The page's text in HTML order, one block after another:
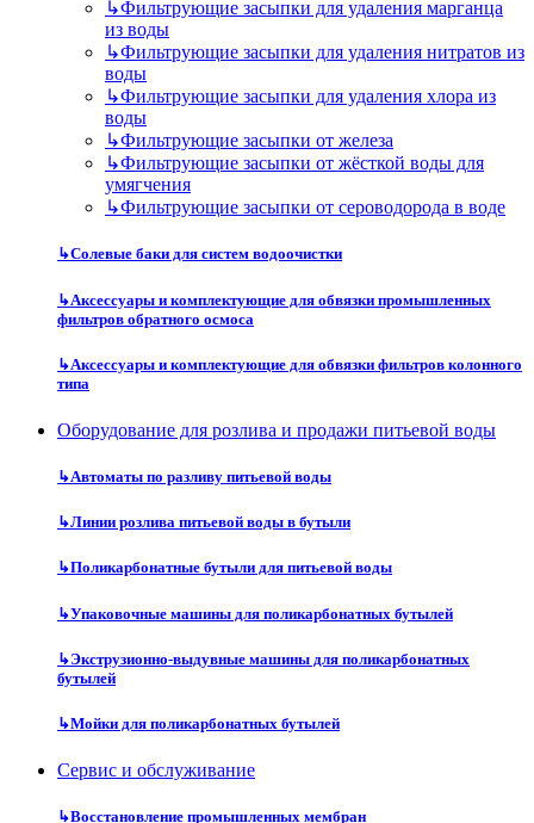
↳Фильтрующие засыпки для удаления марганца
из воды
↳Фильтрующие засыпки для удаления нитратов из
воды
↳Фильтрующие засыпки для удаления хлора из
воды
↳Фильтрующие засыпки от железа
↳Фильтрующие засыпки от жёсткой воды для
умягчения
↳Фильтрующие засыпки от сероводорода в воде
↳Солевые баки для систем водоочистки
↳Аксессуары и комплектующие для обвязки промышленных
фильтров обратного осмоса
↳Аксессуары и комплектующие для обвязки фильтров колонного
типа
Оборудование для розлива и продажи питьевой воды
↳Автоматы по разливу питьевой воды
↳Линии розлива питьевой воды в бутыли
↳Поликарбонатные бутыли для питьевой воды
↳Упаковочные машины для поликарбонатных бутылей
↳Экструзионно-выдувные машины для поликарбонатных
бутылей
↳Мойки для поликарбонатных бутылей
Сервис и обслуживание
↳Восстановление промышленных мембран